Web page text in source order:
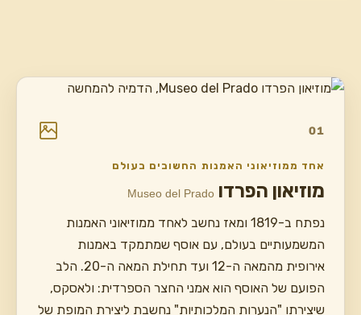
01
אחד ממוזיאוני האמנות החשובים בעולם
מוזיאון הפרדו Museo del Prado
נפתח ב-1819 ומאז נחשב לאחד ממוזיאוני האמנות
המשמעותיים בעולם, עם אוסף שמתמקד באמנות
אירופית מהמאה ה-12 ועד תחילת המאה ה-20. הלב
הפועם של האוסף הוא אמני החצר הספרדית: ולאסקס,
שיצירתו "הנערות המלכותיות" נחשבת ליצירת המופת של